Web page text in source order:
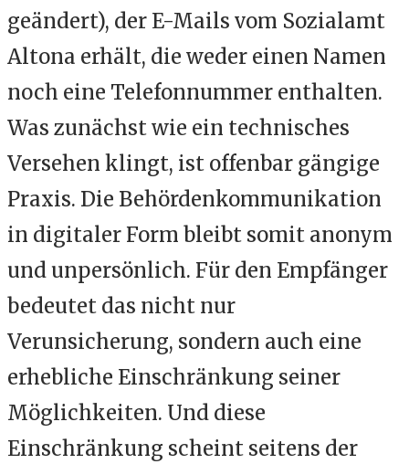
geändert), der E-Mails vom Sozialamt
Altona erhält, die weder einen Namen
noch eine Telefonnummer enthalten.
Was zunächst wie ein technisches
Versehen klingt, ist offenbar gängige
Praxis. Die Behördenkommunikation
in digitaler Form bleibt somit anonym
und unpersönlich. Für den Empfänger
bedeutet das nicht nur
Verunsicherung, sondern auch eine
erhebliche Einschränkung seiner
Möglichkeiten. Und diese
Einschränkung scheint seitens der